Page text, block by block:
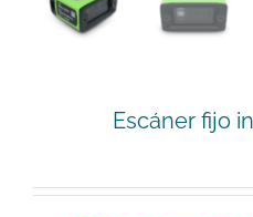
Escáner fijo